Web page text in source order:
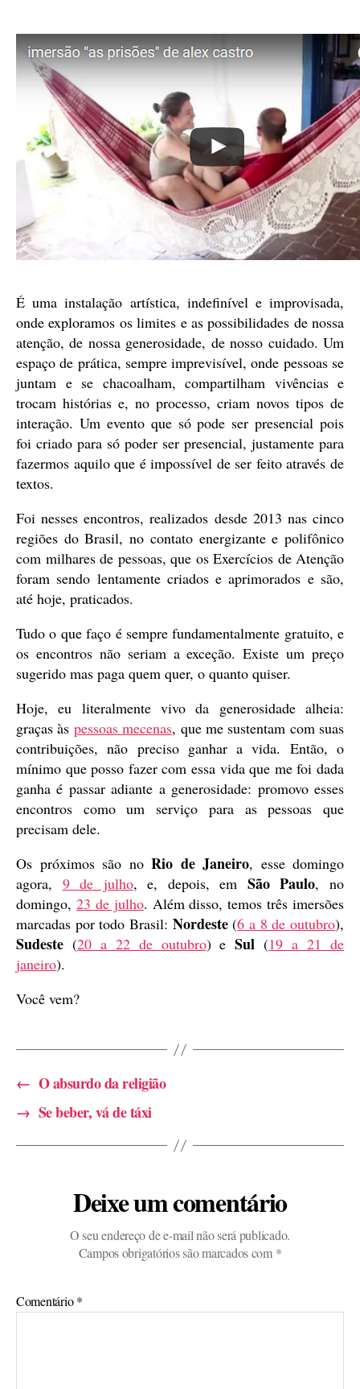
É uma instalação artística, indefinível e improvisada,
onde exploramos os limites e as possibilidades de nossa
atenção, de nossa generosidade, de nosso cuidado. Um
espaço de prática, sempre imprevisível, onde pessoas se
juntam e se chacoalham, compartilham vivências e
trocam histórias e, no processo, criam novos tipos de
interação. Um evento que só pode ser presencial pois
foi criado para só poder ser presencial, justamente para
fazermos aquilo que é impossível de ser feito através de
textos.
Foi nesses encontros, realizados desde 2013 nas cinco
regiões do Brasil, no contato energizante e polifônico
com milhares de pessoas, que os Exercícios de Atenção
foram sendo lentamente criados e aprimorados e são,
até hoje, praticados.
Tudo o que faço é sempre fundamentalmente gratuito, e
os encontros não seriam a exceção. Existe um preço
sugerido mas paga quem quer, o quanto quiser.
Hoje, eu literalmente vivo da generosidade alheia:
graças às pessoas mecenas, que me sustentam com suas
contribuições, não preciso ganhar a vida. Então, o
mínimo que posso fazer com essa vida que me foi dada
ganha é passar adiante a generosidade: promovo esses
encontros como um serviço para as pessoas que
precisam dele.
Os próximos são no Rio de Janeiro, esse domingo
agora, 9 de julho, e, depois, em São Paulo, no
domingo, 23 de julho. Além disso, temos três imersões
marcadas por todo Brasil: Nordeste(6 a 8 de outubro),
Sudeste (20 a 22 de outubro) eSul (19 a 21 de
janeiro).
Você vem?
← O absurdo da religião
→ Se beber, vá de táxi
Deixe um comentário
O seu endereço de e-mail não será publicado.
Campos obrigatórios são marcados com *
Comentário*